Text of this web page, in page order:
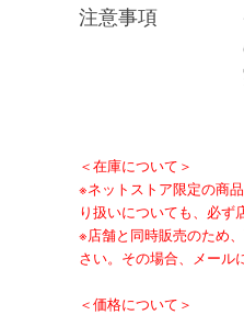
注意事項
＜在庫について＞
※ネットストア限定の商
り扱いについても、必ず
※店舗と同時販売のため
さい。その場合、メール
＜価格について＞